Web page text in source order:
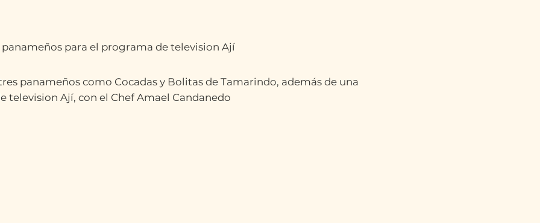
para el programa de television Ají
panameños como Cocadas y Bolitas de Tamarindo, además de una
television Ají, con el Chef Amael Candanedo